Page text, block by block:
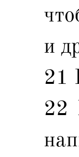
и
21
22